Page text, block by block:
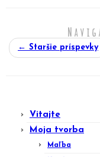
← Staršie príspevky
Vitajte
Moja tvorba
Maľba